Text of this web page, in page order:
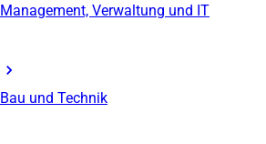
Management, Verwaltung und IT
Bau und Technik